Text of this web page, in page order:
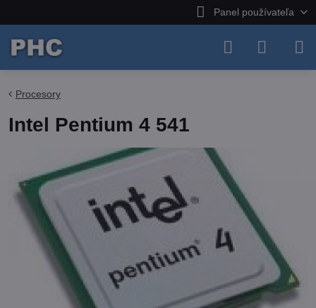
Panel používateľa
Procesory
Intel Pentium 4 541